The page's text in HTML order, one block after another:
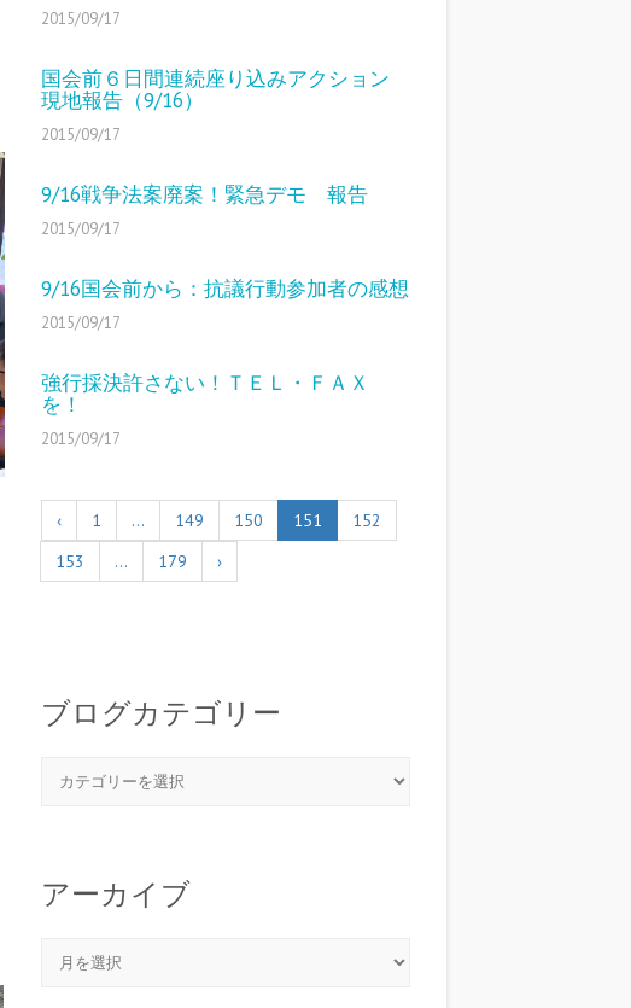
2015/09/17
国会前６日間連続座り込みアクション
現地報告（9/16）
2015/09/17
9/16戦争法案廃案！緊急デモ 報告
2015/09/17
9/16国会前から：抗議行動参加者の感想
2015/09/17
強行採決許さない！ＴＥＬ・ＦＡＸ
を！
2015/09/17
‹ 1 … 149 150 151
152
153
… 179 ›
ブログカテゴリー
アーカイブ